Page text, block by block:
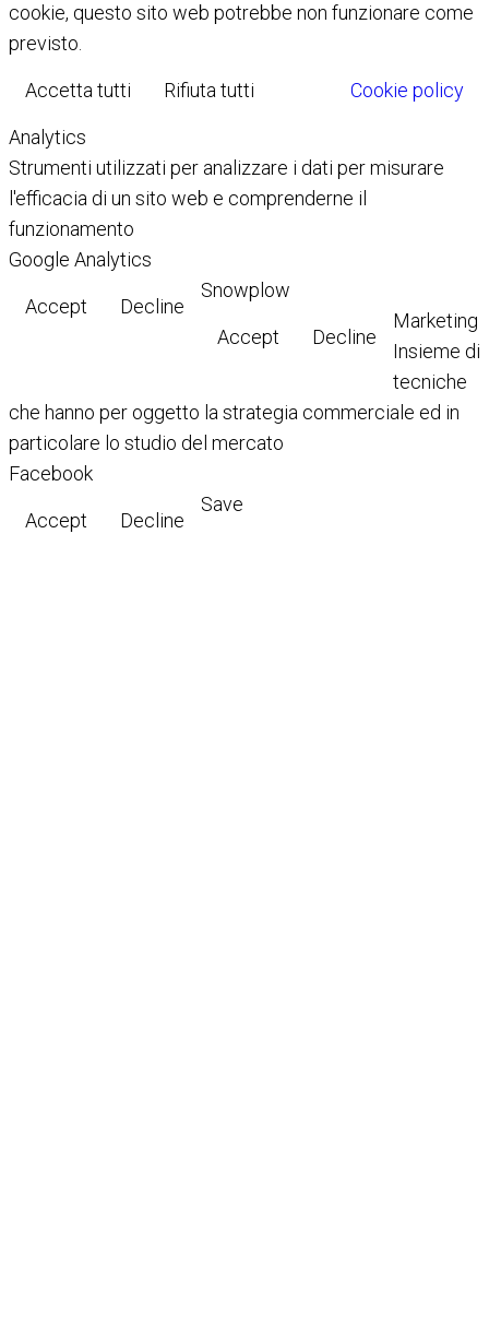
cookie, questo sito web potrebbe non funzionare come
previsto.
Accetta tutti Rifiuta tutti Cookie policy
Analytics
Strumenti utilizzati per analizzare i dati per misurare
l'efficacia di un sito web e comprenderne il
funzionamento
Google Analytics
Accept Decline
Snowplow
Accept Decline
Marketing
Insieme di
tecniche
che hanno per oggetto la strategia commerciale ed in
particolare lo studio del mercato
Facebook
Accept Decline
Save